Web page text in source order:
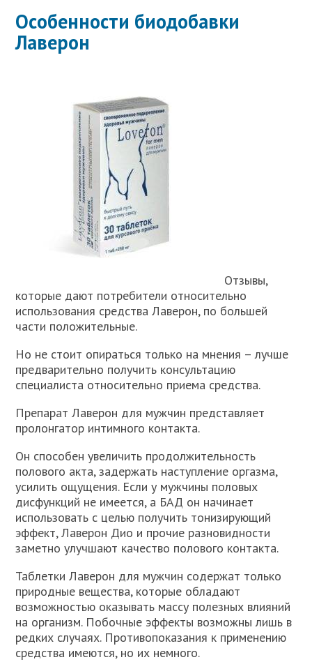
Особенности биодобавки
Лаверон
Отзывы,
которые дают потребители относительно
использования средства Лаверон, по большей
части положительные.
Но не стоит опираться только на мнения – лучше
предварительно получить консультацию
специалиста относительно приема средства.
Препарат Лаверон для мужчин представляет
пролонгатор интимного контакта.
Он способен увеличить продолжительность
полового акта, задержать наступление оргазма,
усилить ощущения. Если у мужчины половых
дисфункций не имеется, а БАД он начинает
использовать с целью получить тонизирующий
эффект, Лаверон Дио и прочие разновидности
заметно улучшают качество полового контакта.
Таблетки Лаверон для мужчин содержат только
природные вещества, которые обладают
возможностью оказывать массу полезных влияний
на организм. Побочные эффекты возможны лишь в
редких случаях. Противопоказания к применению
средства имеются, но их немного.